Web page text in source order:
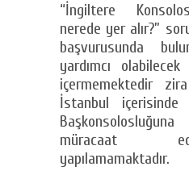
“İngiltere
nerede yer alır?”
başvurusunda
yardımcı
içermemektedir
İstanbul
müracaat
yapılamamaktadır.